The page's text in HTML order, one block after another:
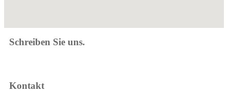
Schreiben Sie uns.
Kontakt